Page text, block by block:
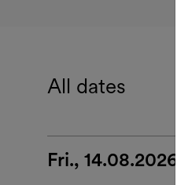
All dates
Fri., 14.08.2026